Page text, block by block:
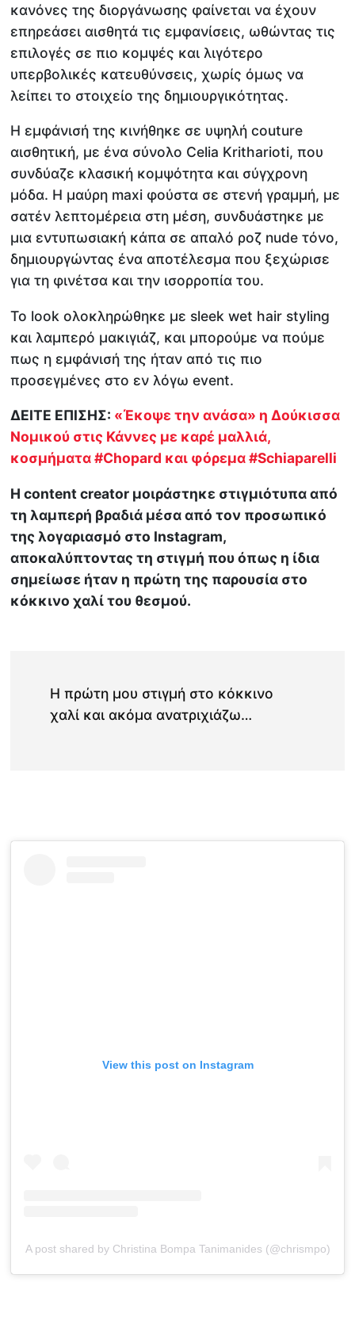
κανόνες της διοργάνωσης φαίνεται να έχουν
επηρεάσει αισθητά τις εμφανίσεις, ωθώντας τις
επιλογές σε πιο κομψές και λιγότερο
υπερβολικές κατευθύνσεις, χωρίς όμως να
λείπει το στοιχείο της δημιουργικότητας.
Η εμφάνισή της κινήθηκε σε υψηλή couture
αισθητική, με ένα σύνολο Celia Kritharioti, που
συνδύαζε κλασική κομψότητα και σύγχρονη
μόδα. Η μαύρη maxi φούστα σε στενή γραμμή, με
σατέν λεπτομέρεια στη μέση, συνδυάστηκε με
μια εντυπωσιακή κάπα σε απαλό ροζ nude τόνο,
δημιουργώντας ένα αποτέλεσμα που ξεχώρισε
για τη φινέτσα και την ισορροπία του.
Το look ολοκληρώθηκε με sleek wet hair styling
και λαμπερό μακιγιάζ, και μπορούμε να πούμε
πως η εμφάνισή της ήταν από τις πιο
προσεγμένες στο εν λόγω event.
ΔΕΙΤΕ ΕΠΙΣΗΣ: «Έκοψε την ανάσα» η Δούκισσα
Νομικού στις Κάννες με καρέ μαλλιά,
κοσμήματα #Chopard και φόρεμα #Schiaparelli
Η content creator μοιράστηκε στιγμιότυπα από
τη λαμπερή βραδιά μέσα από τον προσωπικό
της λογαριασμό στο Instagram,
αποκαλύπτοντας τη στιγμή που όπως η ίδια
σημείωσε ήταν η πρώτη της παρουσία στο
κόκκινο χαλί του θεσμού.
Η πρώτη μου στιγμή στο κόκκινο
χαλί και ακόμα ανατριχιάζω…
View this post on Instagram
A post shared by Christina Bompa Tanimanides (@chrismpo)